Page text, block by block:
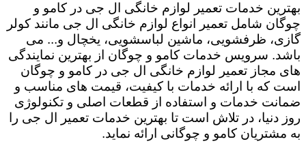
بهترین خدمات تعمیر لوازم خانگی ال جی در کامو و
چوگان شامل تعمیر انواع لوازم خانگی ال جی مانند کولر
گازی، ظرفشویی، ماشین لباسشویی، یخچال و... می
باشد. سرویس خدمات کامو و چوگان از بهترین نمایندگی
های مجاز تعمیر لوازم خانگی ال جی در کامو و چوگان
است که با ارائه خدمات با کیفیت، قیمت های مناسب و
ضمانت خدمات و استفاده از قطعات اصلی و تکنولوژی
روز دنیا، در تلاش است تا بهترین خدمات تعمیر ال جی را
به مشتریان کامو و چوگانی ارائه نماید.